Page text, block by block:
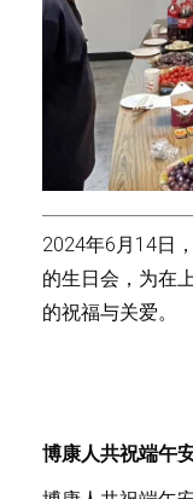
2024年6月14日
的生日会，为在
的祝福与关爱。
博康人共祝端午